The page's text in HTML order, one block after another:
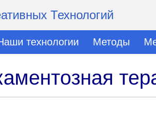
Технологий
технологии Методы